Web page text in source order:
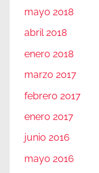
mayo 2018
abril 2018
enero 2018
marzo 2017
febrero 2017
enero 2017
junio 2016
mayo 2016